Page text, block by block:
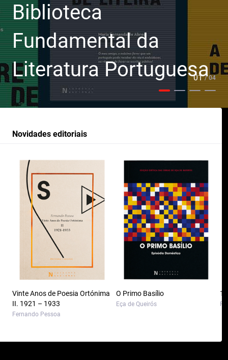
Biblioteca
Fundamental da
Literatura Portuguesa
01/ 04
Novidades editoriais
Vinte Anos de Poesia Ortónima
II. 1921 – 1933
Fernando Pessoa
O Primo Basílio
Eça de Queirós